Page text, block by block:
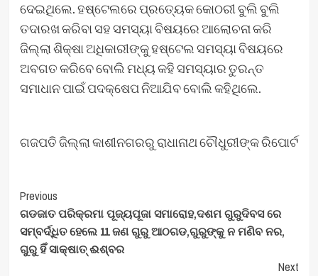
ଦେଇଥିଲେ. ହଷ୍ଟେଲରେ ପ୍ରତ୍ୟେକ କୋଠରୀ ବୁଲି ବୁଲି
ତଦାରଖ କରିବା ସହ ସମସ୍ୟା ବିଷୟରେ ଆଲୋଚନା କରି
ଜିଲ୍ଲା ଶିକ୍ଷା ଅଧିକାରୀଙ୍କୁ ହଷ୍ଟେଲ ସମସ୍ୟା ବିଷୟରେ
ଅବଗତ କରିବେ ବୋଲି ମଧ୍ୟ କହି ସମସ୍ୟାର ତୁରନ୍ତ
ସମାଧାନ ପାଇଁ ପଦକ୍ଷେପ ନିଆଯିବ ବୋଲି କହିଥିଲେ.
ଗଜପତି ଜିଲ୍ଲା କାଶୀନଗରରୁ ରାଧାନାଥ ଚୌଧୁରୀଙ୍କ ରିପୋର୍ଟ
Post
Navigation
Previous
ଗଡଜାତ ପରିକ୍ରମା ପୂଜ୍ୟପୂଜା ସମାରୋହ,ଦଶମ ଗୁରୁଦିବସ ରେ
ସମ୍ବର୍ଦ୍ଧିତ ହେଲେ 11 ଜଣ ଗୁରୁ ଆଠଗଡ,ଗୁରୁଙ୍କୁ ନ ମଣିବ ନର,
ଗୁରୁ ହିଁ ସାକ୍ଷାତ୍‌ ଈଶ୍ବର
Next